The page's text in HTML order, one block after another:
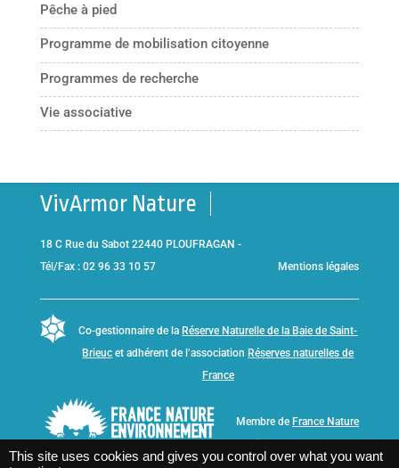
Pêche à pied
Programme de mobilisation citoyenne
Programmes de recherche
Vie associative
VivArmor Nature
18 C Rue du Sabot 22440 PLOUFRAGAN -
Tél/Fax : 02 96 33 10 57
Mentions légales
Co-gestionnaire de la Réserve Naturelle de la Baie de Saint-
Brieuc et adhérent de l’association Réserves naturelles de
France
Membre de France Nature
This site uses cookies and gives you control over what you want